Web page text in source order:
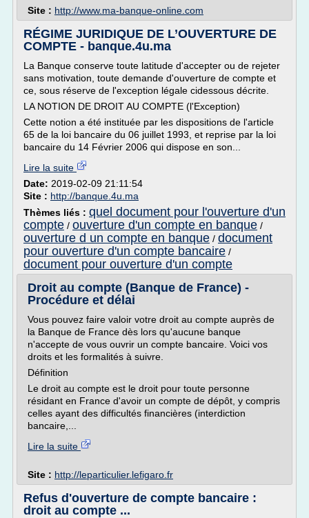
Site : http://www.ma-banque-online.com
RÉGIME JURIDIQUE DE L’OUVERTURE DE
COMPTE - banque.4u.ma
La Banque conserve toute latitude d'accepter ou de rejeter
sans motivation, toute demande d'ouverture de compte et
ce, sous réserve de l'exception légale cidessous décrite.
LA NOTION DE DROIT AU COMPTE (l'Exception)
Cette notion a été instituée par les dispositions de l'article
65 de la loi bancaire du 06 juillet 1993, et reprise par la loi
bancaire du 14 Février 2006 qui dispose en son...
Lire la suite
Date: 2019-02-09 21:11:54
Site : http://banque.4u.ma
Thèmes liés : quel document pour l'ouverture d'un
compte / ouverture d'un compte en banque /
ouverture d un compte en banque / document
pour ouverture d'un compte bancaire /
document pour ouverture d'un compte
Droit au compte (Banque de France) -
Procédure et délai
Vous pouvez faire valoir votre droit au compte auprès de
la Banque de France dès lors qu'aucune banque
n'accepte de vous ouvrir un compte bancaire. Voici vos
droits et les formalités à suivre.
Définition
Le droit au compte est le droit pour toute personne
résidant en France d'avoir un compte de dépôt, y compris
celles ayant des difficultés financières (interdiction
bancaire,...
Lire la suite
Site : http://leparticulier.lefigaro.fr
Refus d'ouverture de compte bancaire :
droit au compte ...